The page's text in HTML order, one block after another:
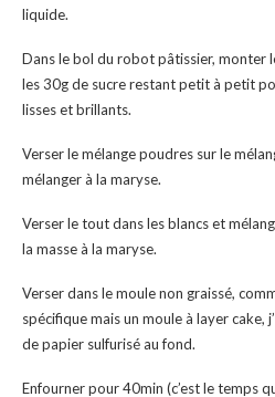
liquide.
Dans le bol du robot pâtissier, monter
les 30g de sucre restant petit à petit
lisses et brillants.
Verser le mélange poudres sur le
mélanger à la maryse.
Verser le tout dans les blancs et
la masse à la maryse.
Verser dans le moule non graissé,
spécifique mais un moule à layer cake,
de papier sulfurisé au fond.
Enfourner pour 40min (c’est le temps